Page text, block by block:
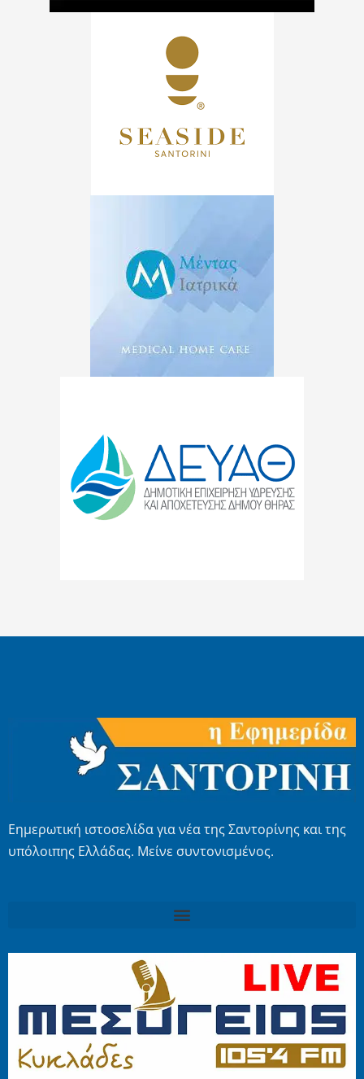
Εημερωτική ιστοσελίδα για νέα της Σαντορίνης και της
υπόλοιπης Ελλάδας. Μείνε συντονισμένος.